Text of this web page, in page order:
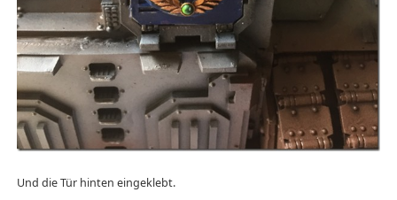
Und die Tür hinten eingeklebt.